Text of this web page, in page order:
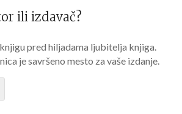
ili izdavač?
pred hiljadama ljubitelja knjiga.
je savršeno mesto za vaše izdanje.